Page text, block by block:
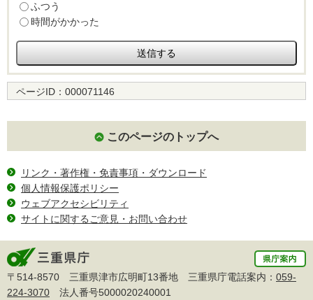
ふつう
時間がかかった
ページID： 000071146
このページのトップへ
リンク・著作権・免責事項・ダウンロード
個人情報保護ポリシー
ウェブアクセシビリティ
サイトに関するご意見・お問い合わせ
〒514-8570 三重県津市広明町13番地 三重県庁電話案内： 059-
224-3070 法人番号5000020240001